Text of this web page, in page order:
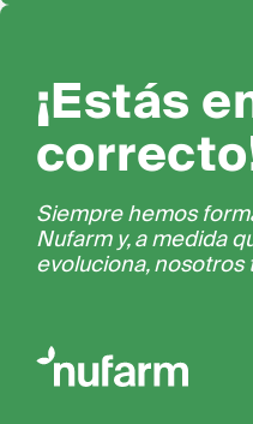
¡Estás
Siempre hemos
Nufarm y, a medida
evoluciona, nosotros